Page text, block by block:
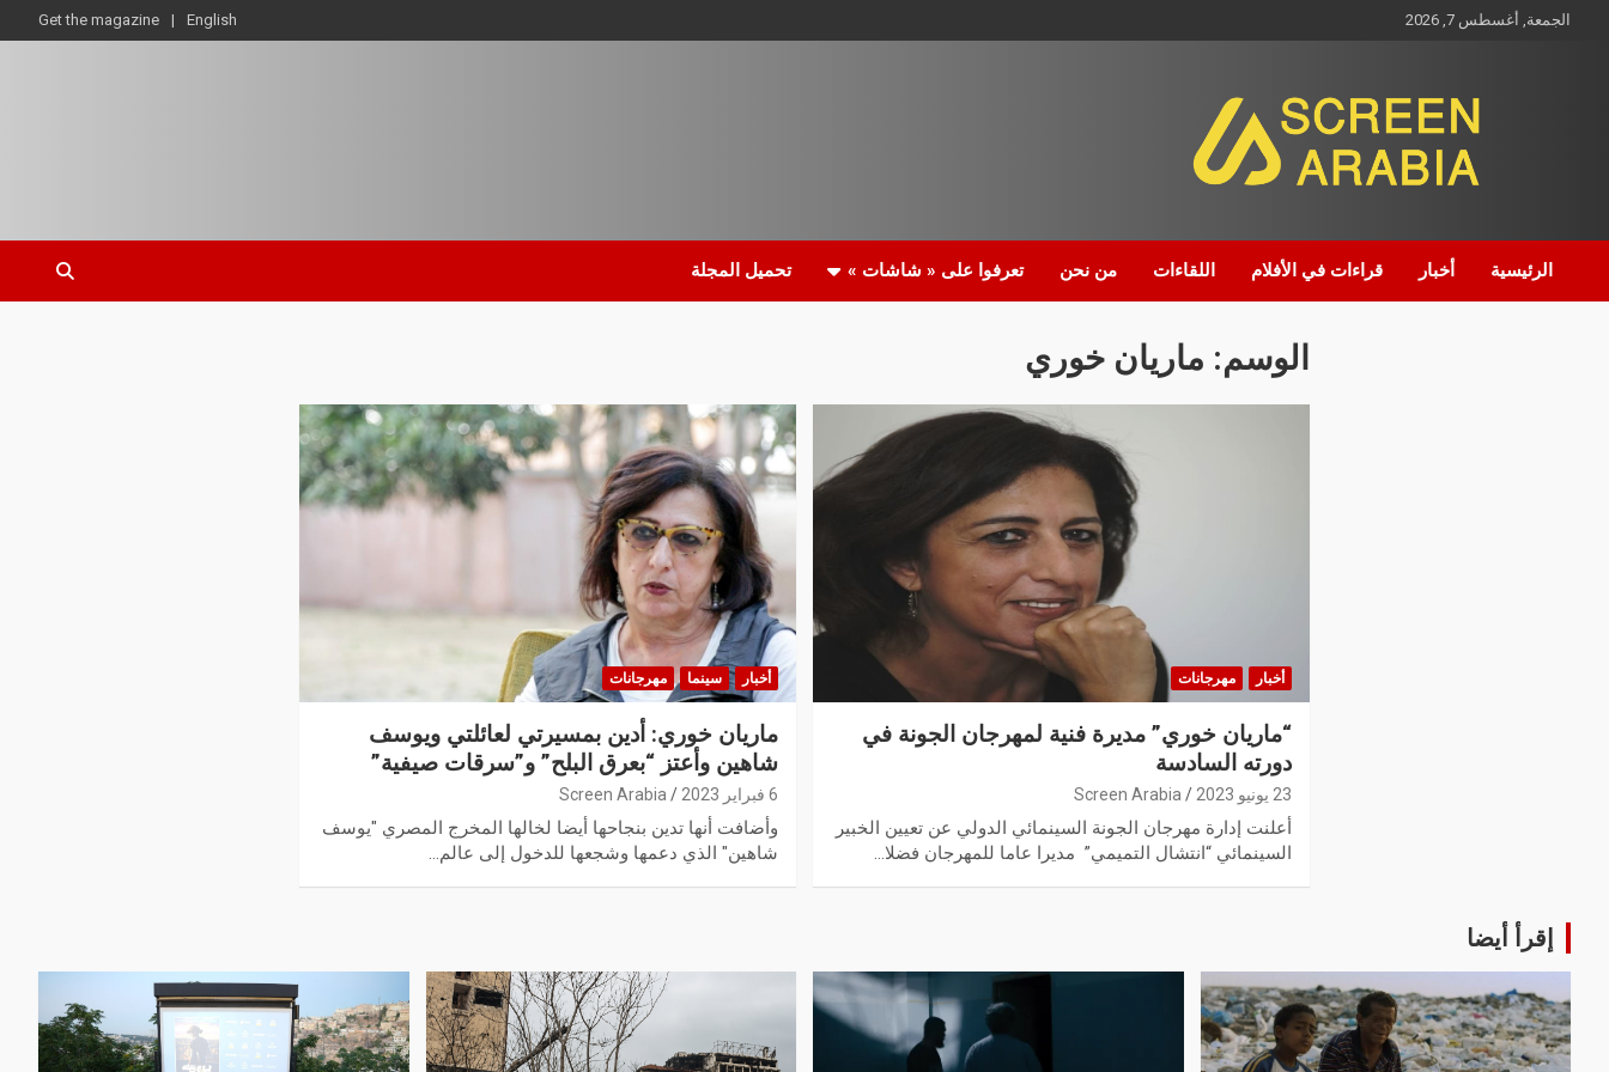
الجمعة, أغسطس 7, 2026 English
Get the magazine
Screen Arabia
الرئيسية أخبار قراءات في الأفلام اللقاءات من نحن تعرفوا على « شاشات » تحميل المجلة
الوسم: ماريان خوري
أخبار مهرجانات
“ماريان خوري” مديرة فنية لمهرجان الجونة في
دورته السادسة
23 يونيو 2023 Screen Arabia
أعلنت إدارة مهرجان الجونة السينمائي الدولي عن تعيين الخبير
السينمائي “انتشال التميمي” مديرا عاما للمهرجان فضلا…
أخبار سينما مهرجانات
ماريان خوري: أدين بمسيرتي لعائلتي ويوسف
شاهين وأعتز “بعرق البلح” و”سرقات صيفية”
6 فبراير 2023 Screen Arabia
وأضافت أنها تدين بنجاحها أيضا لخالها المخرج المصري "يوسف
شاهين" الذي دعمها وشجعها للدخول إلى عالم…
إقرأ أيضا